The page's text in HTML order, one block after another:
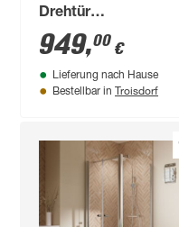
Drehtür
'MasterClass'
teilgerahmt,
Chromoptik, 80 x
200 x 80 cm
949,00 €
Lieferung nach Hause
Bestellbar in Troisdorf